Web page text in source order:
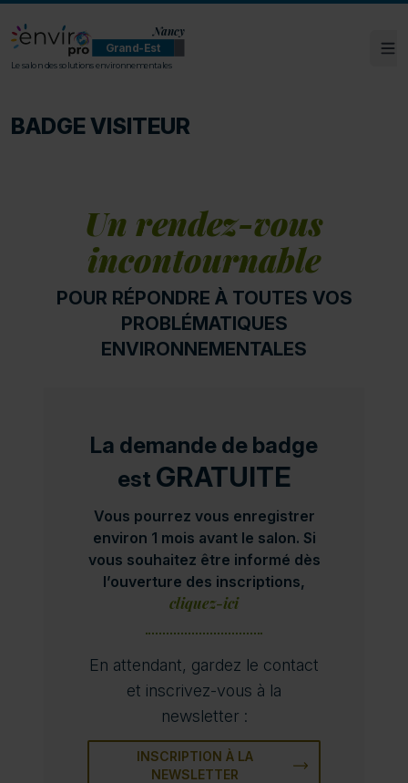
ENVIROpro Grand-Est - Nancy
Nancy
Grand-Est
Le salon des solutions environnementales
BADGE VISITEUR
Un rendez-vous
incontournable
POUR RÉPONDRE À TOUTES VOS
PROBLÉMATIQUES
ENVIRONNEMENTALES
La demande de badge
est GRATUITE
Vous pourrez vous enregistrer
environ 1 mois avant le salon. Si
vous souhaitez être informé dès
l’ouverture des inscriptions,
cliquez-ici
En attendant, gardez le contact
et inscrivez-vous à la
newsletter :
INSCRIPTION À LA
NEWSLETTER